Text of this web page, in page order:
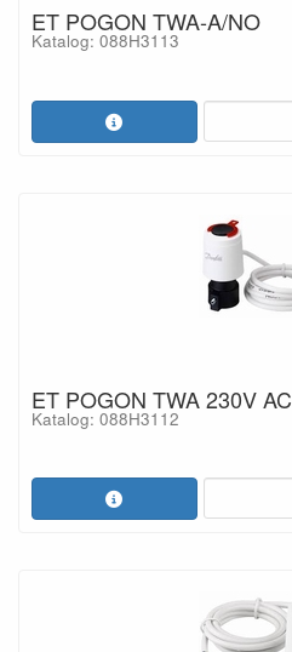
ET POGON TWA-A/NO
Katalog: 088H3113
ET POGON TWA 230V AC
Katalog: 088H3112